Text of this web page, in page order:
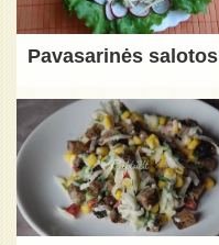
Pavasarinės salotos